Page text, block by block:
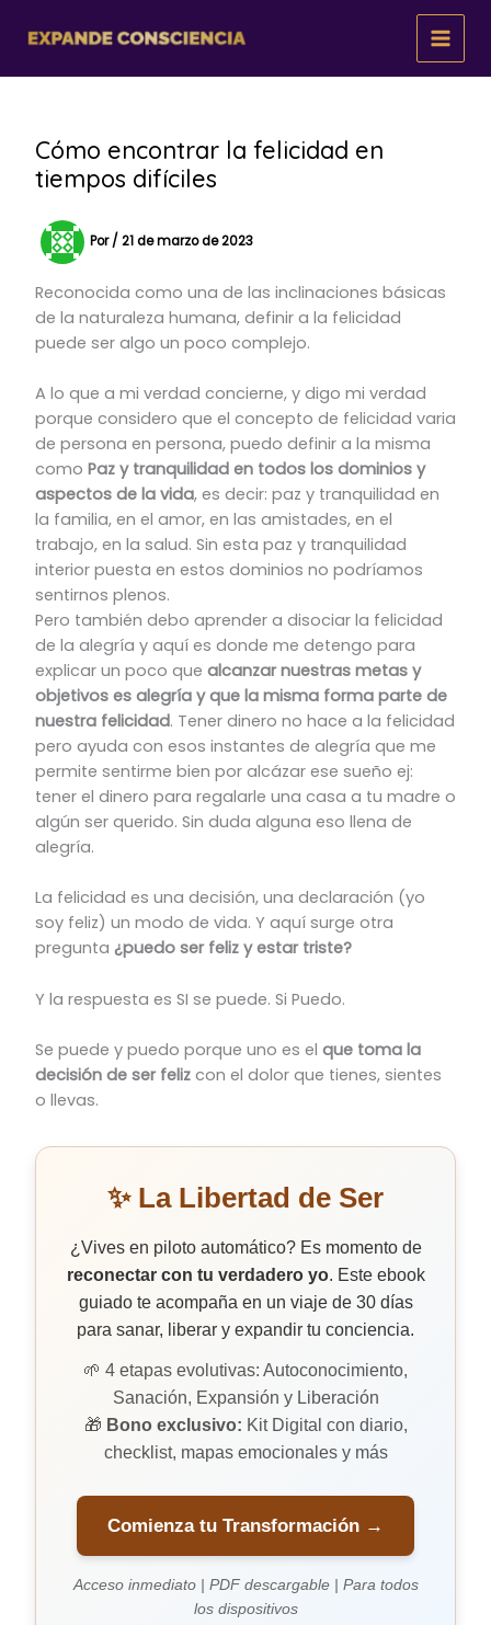
Cómo encontrar la felicidad en
tiempos difíciles
Por/ 21 de marzo de 2023
Reconocida como una de las inclinaciones básicas
de la naturaleza humana, definir a la felicidad
puede ser algo un poco complejo.
A lo que a mi verdad concierne, y digo mi verdad
porque considero que el concepto de felicidad varia
de persona en persona, puedo definir a la misma
como Paz y tranquilidad en todos los dominios y
aspectos de la vida, es decir: paz y tranquilidad en
la familia, en el amor, en las amistades, en el
trabajo, en la salud. Sin esta paz y tranquilidad
interior puesta en estos dominios no podríamos
sentirnos plenos.
Pero también debo aprender a disociar la felicidad
de la alegría y aquí es donde me detengo para
explicar un poco que alcanzar nuestras metas y
objetivos es alegría y que la misma forma parte de
nuestra felicidad. Tener dinero no hace a la felicidad
pero ayuda con esos instantes de alegría que me
permite sentirme bien por alcázar ese sueño ej:
tener el dinero para regalarle una casa a tu madre o
algún ser querido. Sin duda alguna eso llena de
alegría.
La felicidad es una decisión, una declaración (yo
soy feliz) un modo de vida. Y aquí surge otra
pregunta ¿puedo ser feliz y estar triste?
Y la respuesta es SI se puede. Si Puedo.
Se puede y puedo porque uno es el que toma la
decisión de ser felizcon el dolor que tienes, sientes
o llevas.
✨ La Libertad de Ser
¿Vives en piloto automático? Es momento de
reconectar con tu verdadero yo. Este ebook
guiado te acompaña en un viaje de 30 días
para sanar, liberar y expandir tu conciencia.
🌱 4 etapas evolutivas: Autoconocimiento,
Sanación, Expansión y Liberación
🎁 Bono exclusivo: Kit Digital con diario,
checklist, mapas emocionales y más
Comienza tu Transformación →
Acceso inmediato | PDF descargable | Para todos
los dispositivos